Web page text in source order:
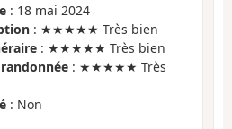
: 18 mai 2024
: ★★★★★ Très bien
: ★★★★★ Très bien
: ★★★★★ Très
: Non